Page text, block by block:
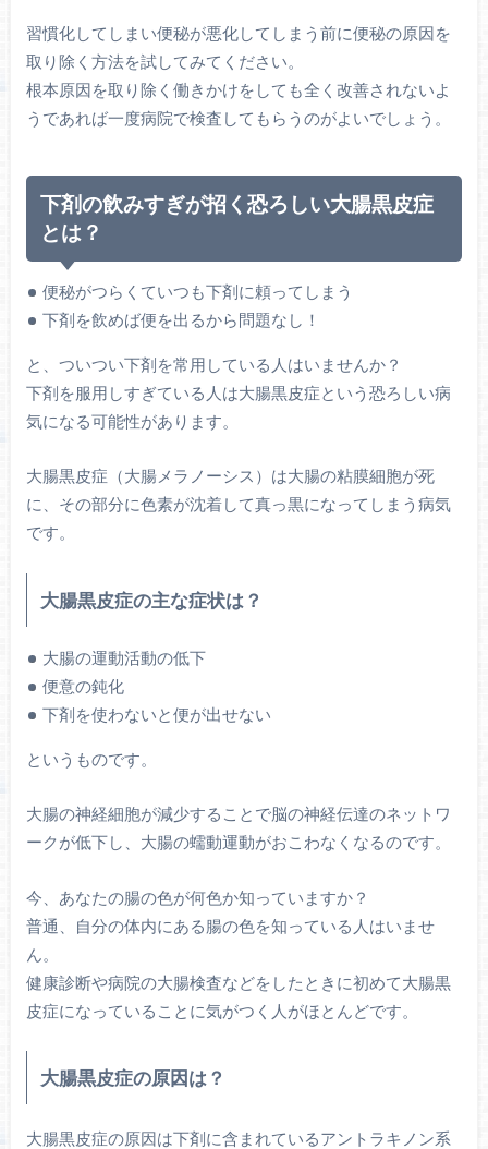
習慣化してしまい便秘が悪化してしまう前に便秘の原因を
取り除く方法を試してみてください。
根本原因を取り除く働きかけをしても全く改善されないよ
うであれば一度病院で検査してもらうのがよいでしょう。
下剤の飲みすぎが招く恐ろしい大腸黒皮症
とは？
便秘がつらくていつも下剤に頼ってしまう
下剤を飲めば便を出るから問題なし！
と、ついつい下剤を常用している人はいませんか？
下剤を服用しすぎている人は大腸黒皮症という恐ろしい病
気になる可能性があります。
大腸黒皮症（大腸メラノーシス）は大腸の粘膜細胞が死
に、その部分に色素が沈着して真っ黒になってしまう病気
です。
大腸黒皮症の主な症状は？
大腸の運動活動の低下
便意の鈍化
下剤を使わないと便が出せない
というものです。
大腸の神経細胞が減少することで脳の神経伝達のネットワ
ークが低下し、大腸の蠕動運動がおこわなくなるのです。
今、あなたの腸の色が何色か知っていますか？
普通、自分の体内にある腸の色を知っている人はいませ
ん。
健康診断や病院の大腸検査などをしたときに初めて大腸黒
皮症になっていることに気がつく人がほとんどです。
大腸黒皮症の原因は？
大腸黒皮症の原因は下剤に含まれているアントラキノン系